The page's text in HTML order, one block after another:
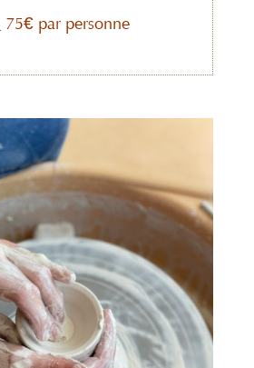
75€ par personne